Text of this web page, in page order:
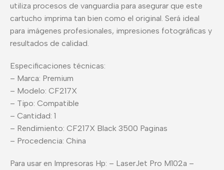
utiliza procesos de vanguardia para asegurar que este
cartucho imprima tan bien como el original. Será ideal
para imágenes profesionales, impresiones fotográficas y
resultados de calidad.
Especificaciones técnicas:
– Marca: Premium
– Modelo: CF217X
– Tipo: Compatible
– Cantidad: 1
– Rendimiento: CF217X Black 3500 Paginas
– Procedencia: China
Para usar en Impresoras Hp: – LaserJet Pro M102a –